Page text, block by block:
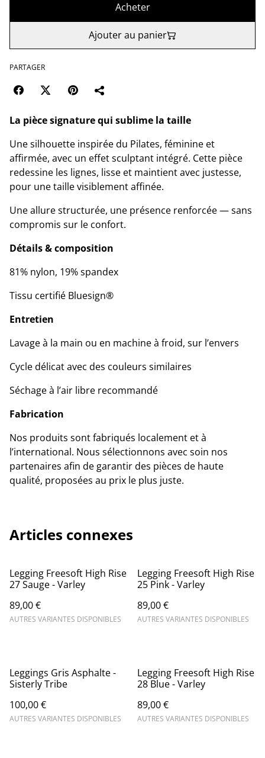
Acheter
Ajouter au panier
PARTAGER
La pièce signature qui sublime la taille
Une silhouette inspirée du Pilates, féminine et
affirmée, avec un effet sculptant intégré. Cette pièce
redessine les lignes, lisse et maintient avec justesse,
pour une taille visiblement affinée.
Une allure structurée, une présence renforcée — sans
compromis sur le confort.
Détails & composition
81% nylon, 19% spandex
Tissu certifié Bluesign®
Entretien
Lavage à la main ou en machine à froid, sur l’envers
Cycle délicat avec des couleurs similaires
Séchage à l’air libre recommandé
Fabrication
Nos produits sont fabriqués localement et à
l’international. Nous sélectionnons avec soin nos
partenaires afin de garantir des pièces de haute
qualité, proposées au prix le plus juste.
Articles connexes
Legging Freesoft High Rise
27 Sauge - Varley
89,00 €
AUTRES VARIANTES DISPONIBLES
Legging Freesoft High Rise
25 Pink - Varley
89,00 €
AUTRES VARIANTES DISPONIBLES
Leggings Gris Asphalte -
Sisterly Tribe
100,00 €
AUTRES VARIANTES DISPONIBLES
Legging Freesoft High Rise
28 Blue - Varley
89,00 €
AUTRES VARIANTES DISPONIBLES